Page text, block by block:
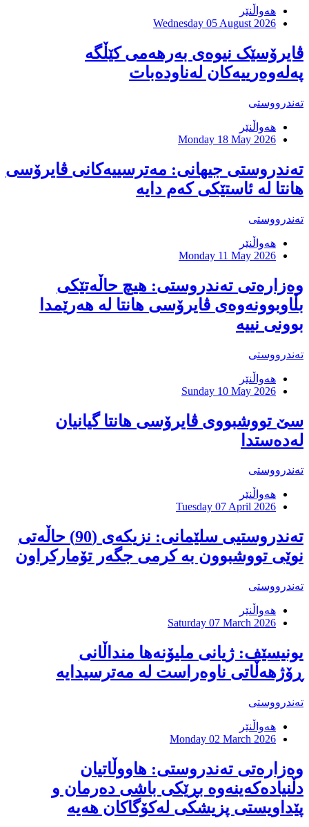
هەواڵنێر
Wednesday 05 August 2026
ڤایرۆسێک نیوەی بەرهەمی کێڵگە
پەلەوەرییەکان لەناودەبات
تەندرووستی
هەواڵنێر
Monday 18 May 2026
تەندروستی جیهانی: مەترسییەکانی ڤایرۆسی
هانتا لە ئاستێکی کەم دایە
تەندرووستی
هەواڵنێر
Monday 11 May 2026
وەزارەتی تەندروستی: هیچ حاڵەتێکی
بڵاوبوونەوەی ڤایرۆسی هانتا لە هەرێمدا
بوونی نییە
تەندرووستی
هەواڵنێر
Sunday 10 May 2026
سێ تووشبووی ڤایرۆسی هانتا گیانیان
لەدەستدا
تەندرووستی
هەواڵنێر
Tuesday 07 April 2026
تەندروستیی سلێمانی: نزیکەی (90) حاڵەتی
نوێی تووشبوون بە کرمی جگەر تۆمارکراون
تەندرووستی
هەواڵنێر
Saturday 07 March 2026
یونیسێف: ژیانی ملیۆنەها منداڵانی
ڕۆژهەڵاتی ناوەراست لە مەترسیدایە
تەندرووستی
هەواڵنێر
Monday 02 March 2026
وەزارەتی تەندروستی: هاووڵاتیان
دڵنیادەکەینەوە بڕێکی باشی دەرمان و
پێداویستی پزیشکی لەکۆگاکان هەیە